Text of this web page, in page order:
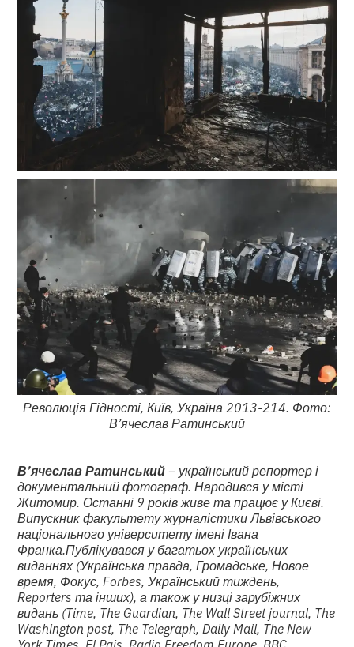
Революція Гідності, Київ, Україна 2013-214. Фото:
В’ячеслав Ратинський
В’ячеслав Ратинський– український репортер і
документальний фотограф. Народився у місті
Житомир. Останні 9 років живе та працює у Києві.
Випускник факультету журналістики Львівського
національного університету імені Івана
Франка.Публікувався у багатьох українських
виданнях (Українська правда, Громадське, Новое
время, Фокус, Forbes, Український тиждень,
Reporters та інших), а також у низці зарубіжних
видань (Time, The Guardian, The Wall Street journal, The
Washington post, The Telegraph, Daily Mail, The New